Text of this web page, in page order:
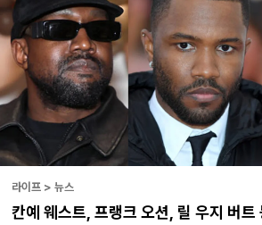
라이프 > 뉴스
칸예 웨스트, 프랭크 오션, 릴 우지 버트